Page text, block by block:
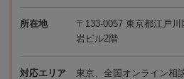
所在地
〒133-0057 東京都江戸
岩ビル2階
対応エリア 東京、全国オンライン相